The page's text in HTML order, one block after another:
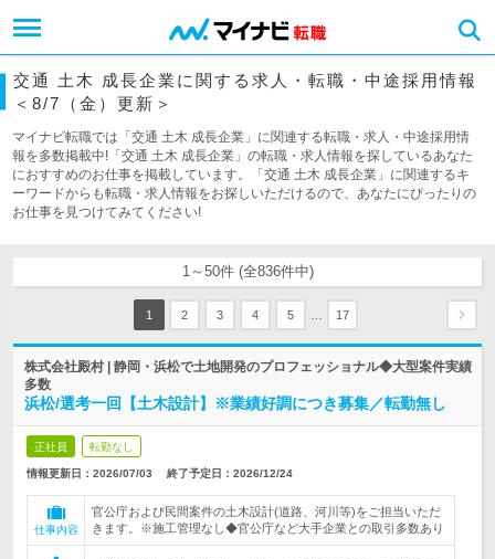
交通 土木 成長企業に関する求人・転職・中途採用情報
＜8/7（金）更新＞
マイナビ転職では「交通 土木 成長企業」に関連する転職・求人・中途採用情
報を多数掲載中!「交通 土木 成長企業」の転職・求人情報を探しているあなた
におすすめのお仕事を掲載しています。「交通 土木 成長企業」に関連するキ
ーワードからも転職・求人情報をお探しいただけるので、あなたにぴったりの
お仕事を見つけてみてください!
1～50件 (全836件中)
1 2 3 4 5 17
株式会社殿村 | 静岡・浜松で土地開発のプロフェッショナル◆大型案件実績
多数
浜松/選考一回【土木設計】※業績好調につき募集／転勤無し
正社員 転勤なし
情報更新日：2026/07/03 終了予定日： 2026/12/24
仕事内容
官公庁および民間案件の土木設計(道路、河川等)をご担当いただ
きます。※施工管理なし◆官公庁など大手企業との取引多数あり